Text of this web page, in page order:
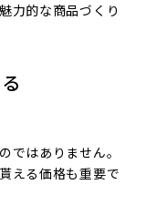
力的な商品づくり
ではありません。
える価格も重要で